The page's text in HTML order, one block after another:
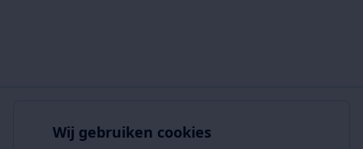
Wij gebruiken cookies